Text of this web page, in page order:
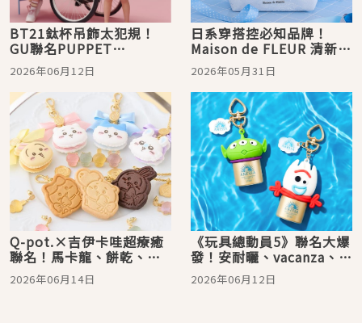
BT21鈦杯吊飾太犯規！
GU聯名PUPPET
SUNSUN、New Era樂一
通棒球帽同步登場，今夏
最萌聯名一次看
2026年06月12日
日系穿搭控必知品牌！
Maison de FLEUR 清新藍
色系列「Blue Mania」夢
幻蝴蝶結包款、小物、髮
飾 6 月開賣
2026年05月31日
Q-pot.×吉伊卡哇超療癒
聯名！馬卡龍、餅乾、果
凍糖甜點造型飾品爆擊少
女心
2026年06月14日
《玩具總動員5》聯名大爆
發！安耐曬、vacanza、
Pandora同步開搶，三眼
怪掛飾萌翻收藏控
2026年06月12日